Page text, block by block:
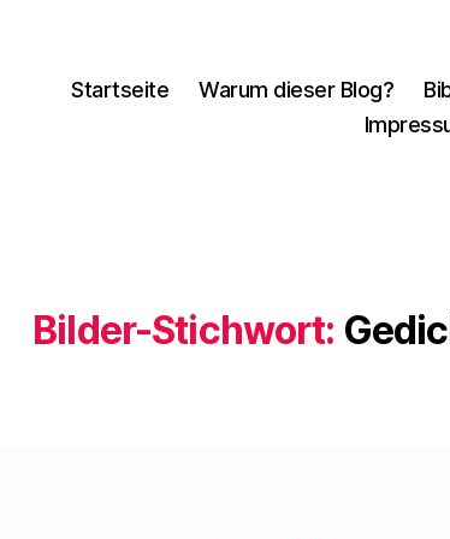
Startseite Warum dieser Blog?
Bilder-Stichwort: